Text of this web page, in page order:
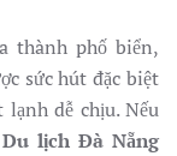
thành phố biển,
sức hút đặc biệt
dễ chịu. Nếu
Du lịch Đà Nẵng